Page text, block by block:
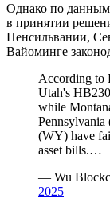
Однако по
в принятии
Пенсильвании,
Вайоминге
According to
Utah's
while
(WY) have
asset bills.…
— Wu
2025